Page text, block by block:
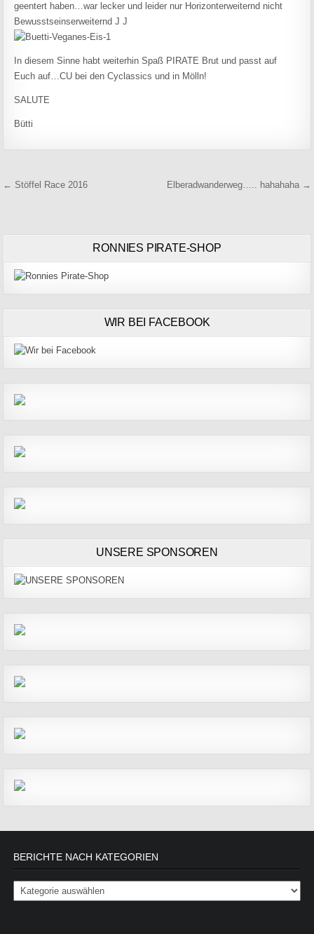
geentert haben…war lecker und leider nur Horizonterweiternd nicht
Bewusstseinserweiternd J J
In diesem Sinne habt weiterhin Spaß PIRATE Brut und passt auf
Euch auf…CU bei den Cyclassics und in Mölln!
SALUTE
Bütti
Beitragsnavigation
← Stöffel Race 2016 Elberadwanderweg….. hahahaha →
RONNIES PIRATE-SHOP
WIR BEI FACEBOOK
UNSERE SPONSOREN
BERICHTE NACH KATEGORIEN
Berichte nach Kategorien